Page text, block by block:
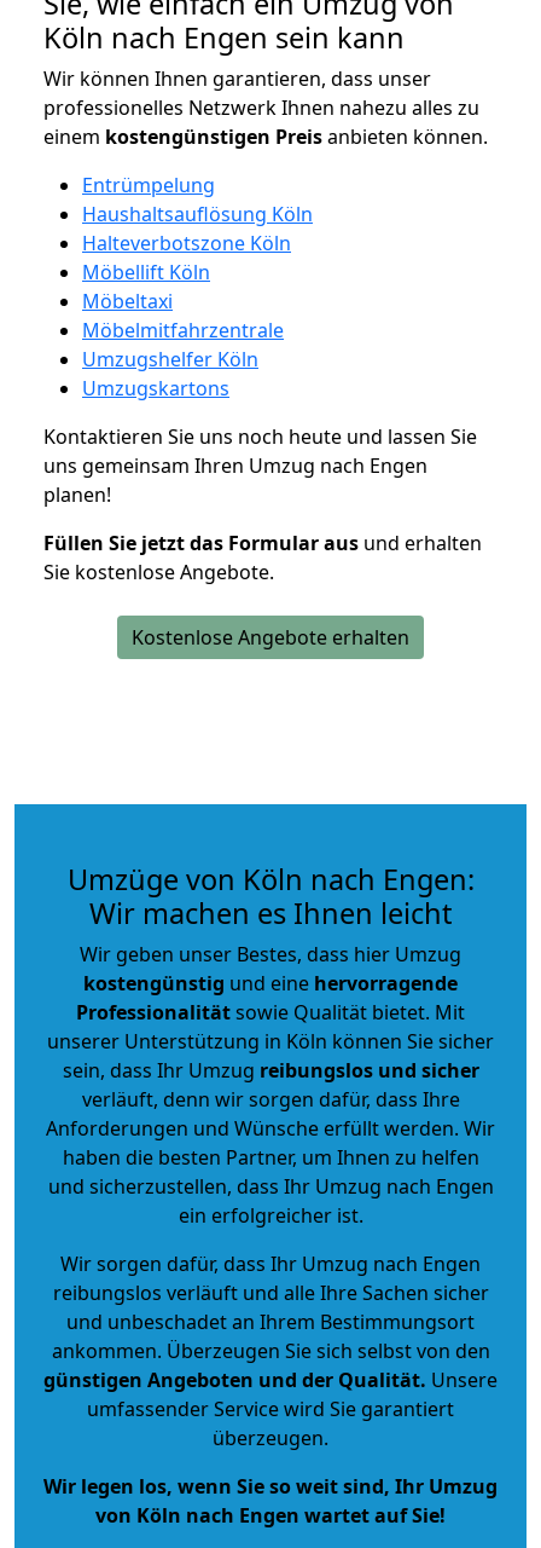
Köln nach Engen sein kann
Wir können Ihnen garantieren, dass unser
professionelles Netzwerk Ihnen nahezu alles zu
einem kostengünstigen Preisanbieten können.
Entrümpelung
Haushaltsauflösung Köln
Halteverbotszone Köln
Möbellift Köln
Möbeltaxi
Möbelmitfahrzentrale
Umzugshelfer Köln
Umzugskartons
Kontaktieren Sie uns noch heute und lassen Sie
uns gemeinsam Ihren Umzug nach Engen
planen!
Füllen Sie jetzt das Formular aus und erhalten
Sie kostenlose Angebote.
Kostenlose Angebote erhalten
Umzüge von Köln nach Engen:
Wir machen es Ihnen leicht
Wir geben unser Bestes, dass hier Umzug
kostengünstig und eine hervorragende
Professionalitätsowie Qualität bietet. Mit
unserer Unterstützung in Köln können Sie sicher
sein, dass Ihr Umzug reibungslos und sicher
verläuft, denn wir sorgen dafür, dass Ihre
Anforderungen und Wünsche erfüllt werden. Wir
haben die besten Partner, um Ihnen zu helfen
und sicherzustellen, dass Ihr Umzug nach Engen
ein erfolgreicher ist.
Wir sorgen dafür, dass Ihr Umzug nach Engen
reibungslos verläuft und alle Ihre Sachen sicher
und unbeschadet an Ihrem Bestimmungsort
ankommen. Überzeugen Sie sich selbst von den
günstigen Angeboten und der Qualität. Unsere
umfassender Service wird Sie garantiert
überzeugen.
Wir legen los, wenn Sie so weit sind, Ihr Umzug
von Köln nach Engen wartet auf Sie!